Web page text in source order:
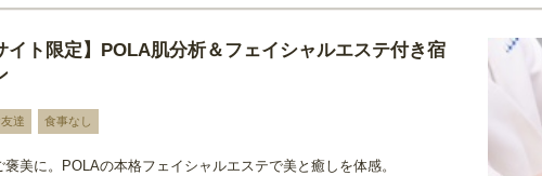
イト限定】POLA肌分析＆フェイシャルエステ付き宿
達 食事なし
褒美に。POLAの本格フェイシャルエステで美と癒しを体感。